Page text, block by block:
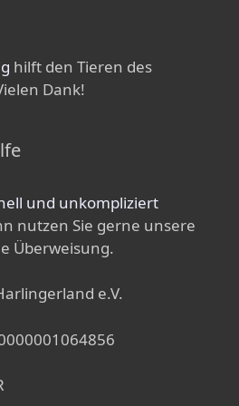
hilft den Tieren des
Dank!
und unkompliziert
nutzen Sie gerne unsere
Überweisung.
e.V.